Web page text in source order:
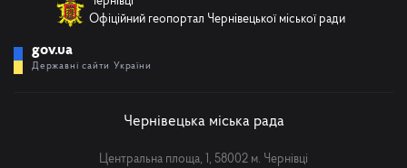
Офіційний геопортал Чернівецької міської ради
gov.ua
Державні сайти України
Чернівецька міська рада
Центральна площа, 1, 58002 м. Чернівці